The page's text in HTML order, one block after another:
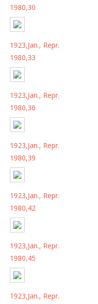
1980,30
1923,Jan., Repr.
1980,33
1923,Jan., Repr.
1980,36
1923,Jan., Repr.
1980,39
1923,Jan., Repr.
1980,42
1923,Jan., Repr.
1980,45
1923,Jan., Repr.